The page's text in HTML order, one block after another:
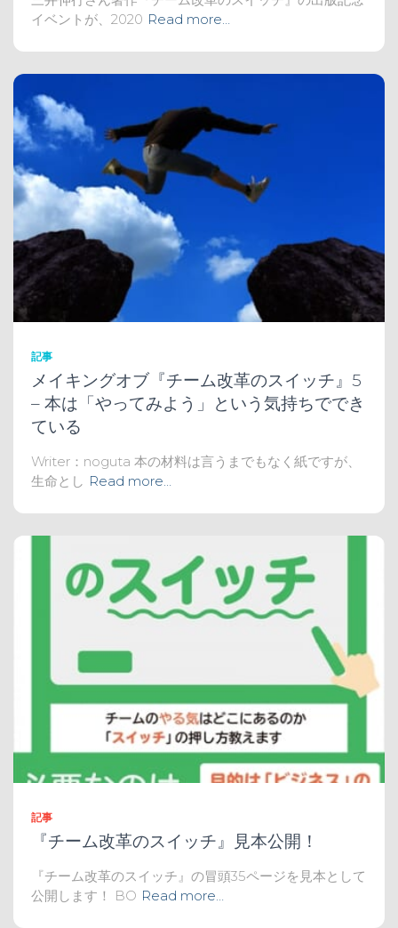
イベントが、2020 Read more…
記事
メイキングオブ『チーム改革のスイッチ』5
– 本は「やってみよう」という気持ちででき
ている
Writer：noguta 本の材料は言うまでもなく紙ですが、
生命とし Read more…
記事
『チーム改革のスイッチ』見本公開！
『チーム改革のスイッチ』の冒頭35ページを見本として
公開します！ BO Read more…